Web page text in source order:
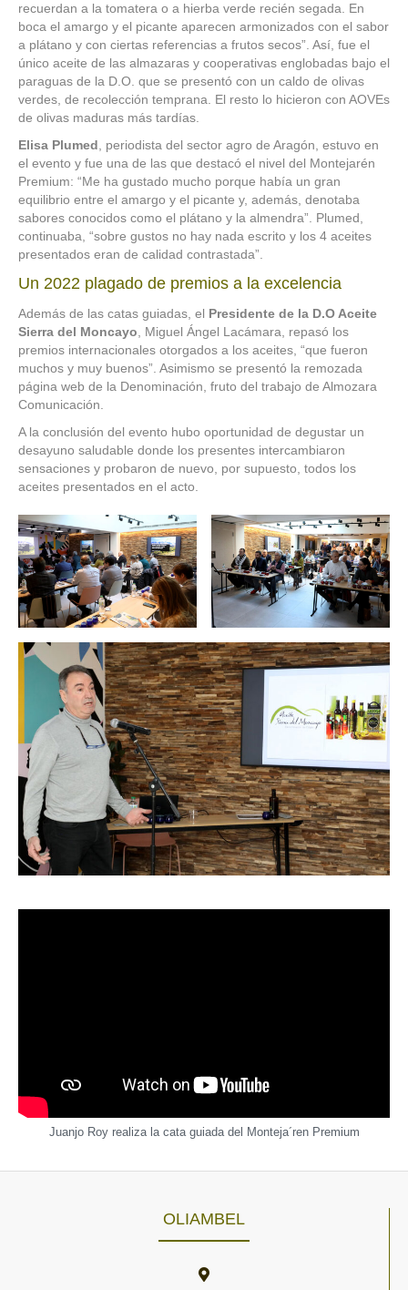
recuerdan a la tomatera o a hierba verde recién segada. En
boca el amargo y el picante aparecen armonizados con el sabor
a plátano y con ciertas referencias a frutos secos”. Así, fue el
único aceite de las almazaras y cooperativas englobadas bajo el
paraguas de la D.O. que se presentó con un caldo de olivas
verdes, de recolección temprana. El resto lo hicieron con AOVEs
de olivas maduras más tardías.
Elisa Plumed , periodista del sector agro de Aragón, estuvo en
el evento y fue una de las que destacó el nivel del Montejarén
Premium: “Me ha gustado mucho porque había un gran
equilibrio entre el amargo y el picante y, además, denotaba
sabores conocidos como el plátano y la almendra”. Plumed,
continuaba, “sobre gustos no hay nada escrito y los 4 aceites
presentados eran de calidad contrastada”.
Un 2022 plagado de premios a la excelencia
Además de las catas guiadas, el Presidente de la D.O Aceite
Sierra del Moncayo , Miguel Ángel Lacámara, repasó los
premios internacionales otorgados a los aceites, “que fueron
muchos y muy buenos”. Asimismo se presentó la remozada
página web de la Denominación, fruto del trabajo de Almozara
Comunicación.
A la conclusión del evento hubo oportunidad de degustar un
desayuno saludable donde los presentes intercambiaron
sensaciones y probaron de nuevo, por supuesto, todos los
aceites presentados en el acto.
Juanjo Roy realiza la cata guiada del Monteja´ren Premium
OLIAMBEL